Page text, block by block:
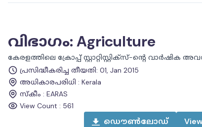
വിഭാഗം: Agriculture
കേരളത്തിലെ ക്രോപ്പ് സ്റ്റാറ്റിസ്റ്റിക്‌സ്-ന്റെ വാർഷിക
പ്രസിദ്ധീകരിച്ച തീയതി: 01, Jan 2015
അധികാരപരിധി : Kerala
സ്കീം : EARAS
View Count : 561
ഡൌൺലോഡ്